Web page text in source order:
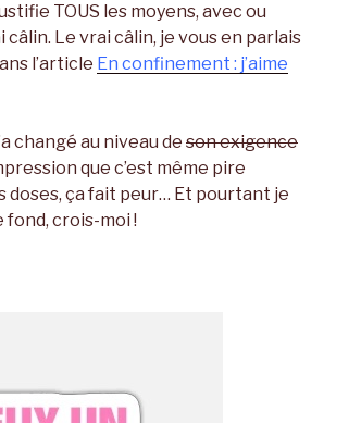
TOUS les moyens, avec ou
Le vrai câlin, je vous en parlais
l’article En confinement : j’aime
changé au niveau de son exigence
que c’est même pire
doses, ça fait peur… Et pourtant je
fond, crois-moi !